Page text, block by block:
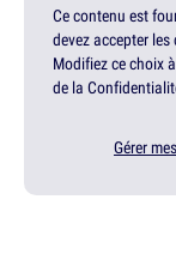
Ce contenu est
devez accepter
Modifiez ce choix
de la
Gérer